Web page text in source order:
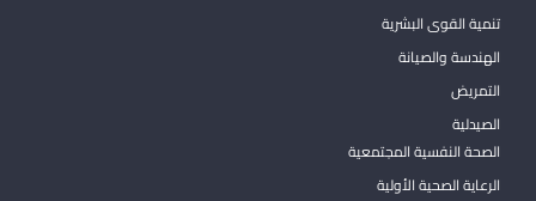
تنمية القوى البشرية
الهندسة والصيانة
التمريض
الصيدلية
الصحة النفسية المجتمعية
الرعاية الصحية الأولية